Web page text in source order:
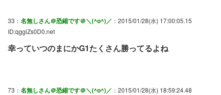
33： 名無しさん＠恐縮です＠＼(^o^)／ ：2015/01/28(水) 17:00:05.15
ID:qggiZs0D0.net
幸っていつのまにかG1たくさん勝ってるよね
73： 名無しさん＠恐縮です＠＼(^o^)／ ：2015/01/28(水) 18:59:24.48